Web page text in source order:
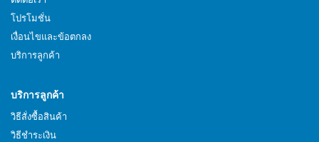
โปรโมชั่น
เงื่อนไขและข้อตกลง
บริการลูกค้า
บริการลูกค้า
วิธีสั่งซื้อสินค้า
วิธีชำระเงิน